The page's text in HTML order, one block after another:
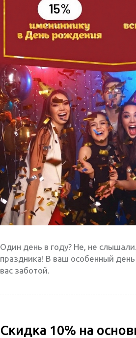
Один день в году? Не, не
праздника! В ваш особенный
вас заботой.
Скидка 10% на